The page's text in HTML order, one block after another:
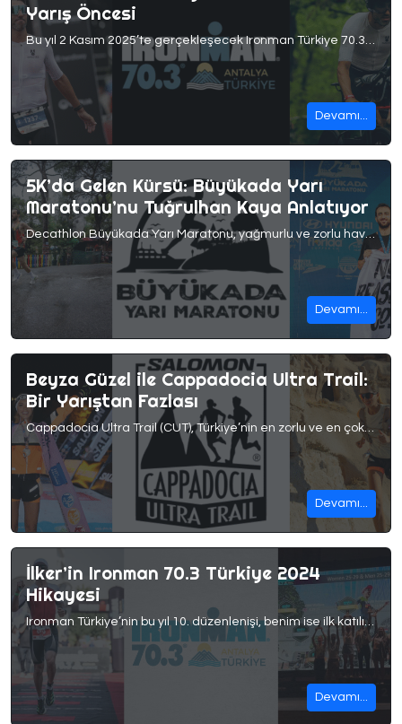
Yarış Öncesi
Bu yıl 2 Kasım 2025’te gerçekleşecek Ironman Türkiye 70.3 öncesinde sizlerle son taktikleri paylaşmak için Cihan Asrak ile kısa bir söyleşi hazırladık. Küçük yaşlardan itibaren sporla iç içe olan Cihan, 2012’den bu yana triatlonun içinde. Yıllar boyunca hem ulusal hem de uluslararası yarışlarda çeşitli tecrübeler kazandı. Bugün ise kendi hedeflerinin peşinden koşarken bir yandan da […]
Devamı...
5K’da Gelen Kürsü: Büyükada Yarı
Maratonu’nu Tuğrulhan Kaya Anlatıyor
Decathlon Büyükada Yarı Maratonu, yağmurlu ve zorlu hava koşullarına rağmen enerjisi yüksek bir yarış oldu. 5K parkurunda genel klasmanda 3.’lüğü elde eden Tuğrulhan Kaya, hemen hemen katıldığı her yarışta kürsü gören bir isim. Aktif olarak No Reason Co koşu kulübü ile antrenmanlarına devam eden Tuğrulhan, hem yarış deneyimini hem de hazırlık sürecini bizimle paylaştı. 1. Büyükada […]
Devamı...
Beyza Güzel ile Cappadocia Ultra Trail:
Bir Yarıştan Fazlası
Cappadocia Ultra Trail (CUT), Türkiye’nin en zorlu ve en çok ilgi gören ultra maraton organizasyonlarından biri. Bu yıl CUT’in 119K parkurunda üst üste ikinci kez zafere ulaşan isim ise ultra maraton sporcusu Beyza Güzel oldu. Beyza, sadece güçlü adımlarıyla değil; inancı, disiplini ve istikrarıyla da öne çıkıyor. Peki bu unutulmaz başarının ardında nasıl bir yolculuk var? Gelin, […]
Devamı...
İlker’in Ironman 70.3 Türkiye 2024
Hikayesi
Ironman Türkiye’nin bu yıl 10. düzenlenişi, benim ise ilk katılışım
Devamı...